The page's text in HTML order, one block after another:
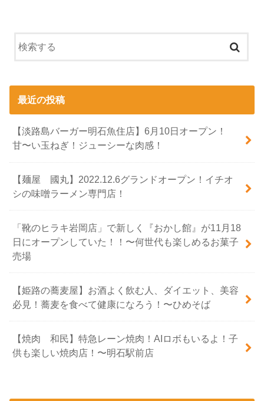
最近の投稿
【淡路島バーガー明石魚住店】6月10日オープン！
甘〜い玉ねぎ！ジューシーな肉感！
【麺屋 國丸】2022.12.6グランドオープン！イチオ
シの味噌ラーメン専門店！
「靴のヒラキ岩岡店」で新しく『おかし館』が11月18
日にオープンしていた！！〜何世代も楽しめるお菓子
売場
【姫路の蕎麦屋】お酒よく飲む人、ダイエット、美容
必見！蕎麦を食べて健康になろう！〜ひめそば
【焼肉 和民】特急レーン焼肉！AIロボもいるよ！子
供も楽しい焼肉店！〜明石駅前店